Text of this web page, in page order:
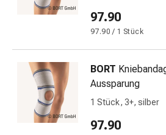
&
Konzentrationsstörung
&
Heuschnupfen
Antiallergika
Nase
Magen-
97.90
97.90 / 1 Stück
BORT
Aussparung
1 Stück, 3+, silber
97.90